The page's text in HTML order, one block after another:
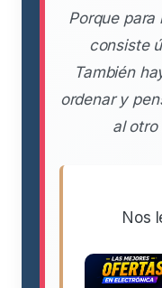
Porque
consiste
También
ordenar y
al otro
Nos